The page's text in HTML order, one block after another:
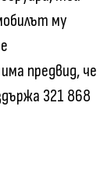
му
предвид, че
321 868